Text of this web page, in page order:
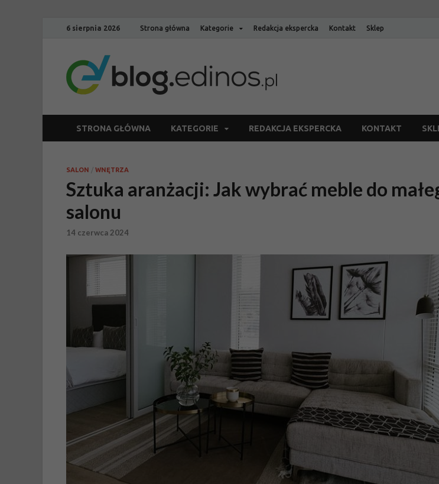
6 sierpnia 2026 Strona główna Kategorie Redakcja ekspercka Kontakt Sklep
STRONA GŁÓWNA KATEGORIE REDAKCJA EKSPERCKA KONTAKT
SALON / WNĘTRZA
Sztuka aranżacji: Jak wybrać meble do
salonu
14 czerwca 2024